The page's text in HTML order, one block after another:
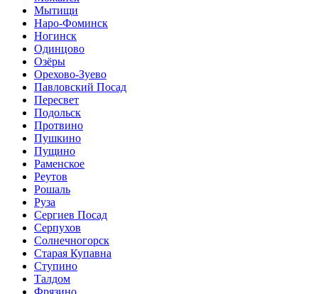
Мытищи
Наро-Фоминск
Ногинск
Одинцово
Озёры
Орехово-Зуево
Павловский Посад
Пересвет
Подольск
Протвино
Пушкино
Пущино
Раменское
Реутов
Рошаль
Руза
Сергиев Посад
Серпухов
Солнечногорск
Старая Купавна
Ступино
Талдом
Фрязино